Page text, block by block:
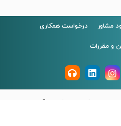
مشاور درخواست همکاری
و مقررات
به
مشاوره روانشناسی آنلاین یاری‌وی